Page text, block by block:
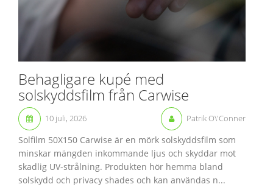
Behagligare kupé med
solskyddsfilm från Carwise
10 juli, 2026 Patrik O\'Conner
Solfilm 50X150 Carwise är en mörk solskyddsfilm som
minskar mängden inkommande ljus och skyddar mot
skadlig UV-strålning. Produkten hör hemma bland
solskydd och privacy shades och kan användas n...